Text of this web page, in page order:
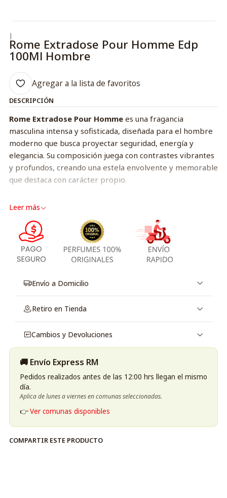
|
Rome Extradose Pour Homme Edp
100Ml Hombre
Agregar a la lista de favoritos
DESCRIPCIÓN
Rome Extradose Pour Hommees una fragancia
masculina intensa y sofisticada, diseñada para el hombre
moderno que busca proyectar seguridad, energía y
elegancia. Su composición juega con contrastes vibrantes
y profundos, creando una estela envolvente y memorable
que destaca con carácter propio.
Frescura chispeante y energética
Acordes aromáticos modernos
Fondo profundo y envolvente
Público Objetivo:
Hombres que buscan una fragancia intensa, moderna y
frescos.
Leer más
Envío a Domicilio
Retiro en Tienda
Cambios y Devoluciones
🚚 Envío Express RM
Pedidos realizados antes de las 12:00 hrs llegan el mismo
día.
Aplica de lunes a viernes en comunas seleccionadas.
👉Ver comunas disponibles
COMPARTIR ESTE PRODUCTO